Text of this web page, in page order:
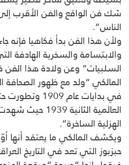
شك فن الواقع والفن الأقرب
الناس”.
ولأن هذا الفن بدأ فكاهيا
والابتسامة والسخرية الهادفة
السلبيات” وعن ولادة هذا
المالكي “ولد مع ظهور
في بدايات عام
العالمية
الهزلية الساخرة”.
ويكشف المالكي ما يعتقد
حبزبوز التي تعد في التاريخ